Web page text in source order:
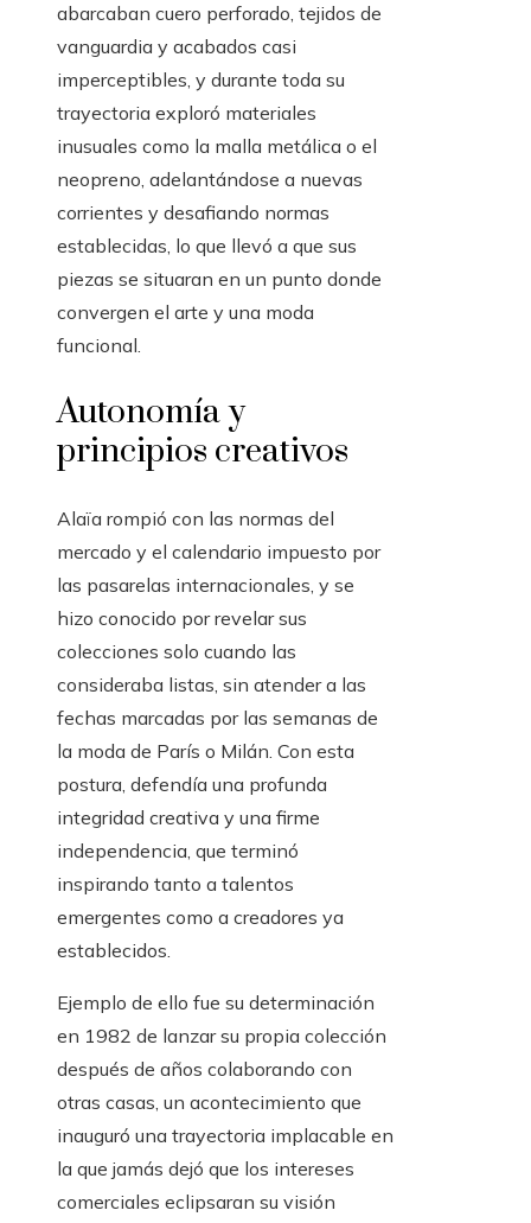
abarcaban cuero perforado, tejidos de
vanguardia y acabados casi
imperceptibles, y durante toda su
trayectoria exploró materiales
inusuales como la malla metálica o el
neopreno, adelantándose a nuevas
corrientes y desafiando normas
establecidas, lo que llevó a que sus
piezas se situaran en un punto donde
convergen el arte y una moda
funcional.
Autonomía y
principios creativos
Alaïa rompió con las normas del
mercado y el calendario impuesto por
las pasarelas internacionales, y se
hizo conocido por revelar sus
colecciones solo cuando las
consideraba listas, sin atender a las
fechas marcadas por las semanas de
la moda de París o Milán. Con esta
postura, defendía una profunda
integridad creativa y una firme
independencia, que terminó
inspirando tanto a talentos
emergentes como a creadores ya
establecidos.
Ejemplo de ello fue su determinación
en 1982 de lanzar su propia colección
después de años colaborando con
otras casas, un acontecimiento que
inauguró una trayectoria implacable en
la que jamás dejó que los intereses
comerciales eclipsaran su visión